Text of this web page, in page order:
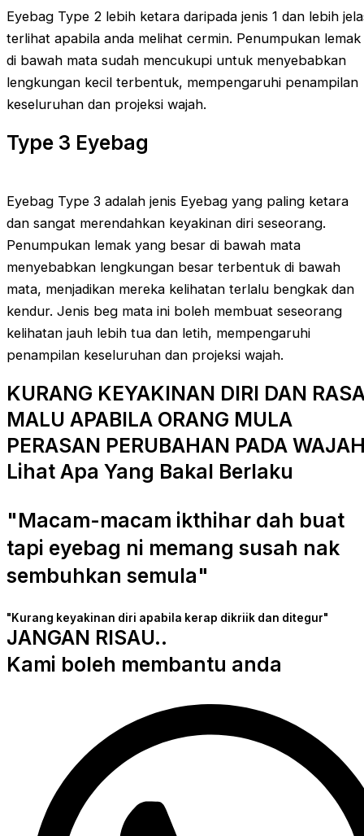
Eyebag Type 2 lebih ketara daripada jenis 1 dan lebih
terlihat apabila anda melihat cermin. Penumpukan lemak
di bawah mata sudah mencukupi untuk menyebabkan
lengkungan kecil terbentuk, mempengaruhi penampilan
keseluruhan dan projeksi wajah.
Type 3 Eyebag
Eyebag Type 3 adalah jenis Eyebag yang paling ketara
dan sangat merendahkan keyakinan diri seseorang.
Penumpukan lemak yang besar di bawah mata
menyebabkan lengkungan besar terbentuk di bawah
mata, menjadikan mereka kelihatan terlalu bengkak dan
kendur. Jenis beg mata ini boleh membuat seseorang
kelihatan jauh lebih tua dan letih, mempengaruhi
penampilan keseluruhan dan projeksi wajah.
KURANG KEYAKINAN DIRI DAN
MALU APABILA ORANG MULA
PERASAN PERUBAHAN PADA
Lihat Apa Yang Bakal Berlaku
"Macam-macam ikthihar dah buat
tapi eyebag ni memang susah nak
sembuhkan semula"
"Kurang keyakinan diri apabila kerap dikriik dan ditegur"
JANGAN RISAU..
Kami boleh membantu anda